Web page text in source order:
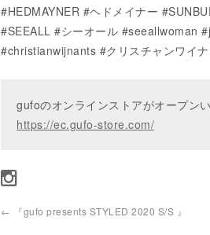
#HEDMAYNER #ヘドメイナー
#SEEALL #シーオール #seeallwoman
#christianwijnants #クリスチャンワイ
gufoのオンラインストアがオープン
https://ec.gufo-store.com/
← 『gufo presents STYLED 2020 S/S 』